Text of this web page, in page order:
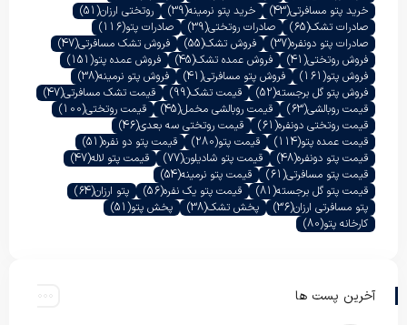
خرید پتو مسافرتی(43) خرید پتو نرمینه(39) روتختی ارزان(51)
صادرات تشک(65) صادرات روتختی(39) صادرات پتو(116)
صادرات پتو دونفره(37) فروش تشک(55) فروش تشک مسافرتی(47)
فروش روتختی(41) فروش عمده تشک(45) فروش عمده پتو(151)
فروش پتو(161) فروش پتو مسافرتی(41) فروش پتو نرمینه(38)
فروش پتو گل برجسته(52) قیمت تشک(99) قیمت تشک مسافرتی(47)
قیمت روبالشی(63) قیمت روبالشی مخمل(45) قیمت روتختی(100)
قیمت روتختی دونفره(61) قیمت روتختی سه بعدی(46)
قیمت عمده پتو(114) قیمت پتو(280) قیمت پتو دو نفره(51)
قیمت پتو دونفره(48) قیمت پتو شادیلون(77) قیمت پتو لاله(47)
قیمت پتو مسافرتی(61) قیمت پتو نرمینه(54)
قیمت پتو گل برجسته(81) قیمت پتو یک نفره(56) پتو ارزان(64)
پتو مسافرتی ارزان(36) پخش تشک(38) پخش پتو(51)
کارخانه پتو(80)
آخرین پست ها